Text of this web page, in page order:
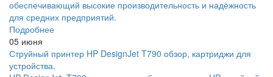
обеспечивающий высокие производительность и надёжность
для средних предприятий.
Подробнее
05 июня
Струйный принтер HP DesignJet T790 обзор, картриджи для
устройства.